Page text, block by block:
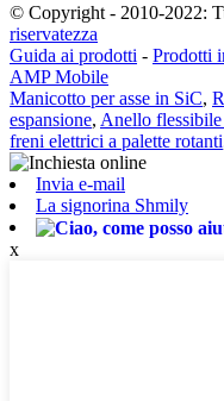
© Copyright - 2010-2022:
riservatezza
Guida ai prodotti - Prodotti
AMP Mobile
Manicotto per asse in SiC,
espansione, Anello
freni elettrici a palette rotanti
Invia e-mail
La signorina Shmily
x